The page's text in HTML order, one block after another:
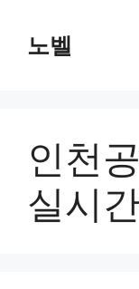
노벨
인천
실시